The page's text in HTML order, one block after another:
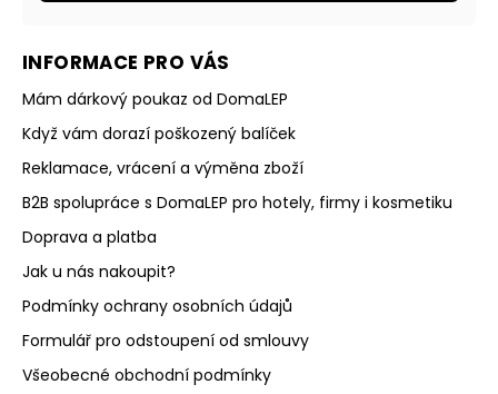
INFORMACE PRO VÁS
Mám dárkový poukaz od DomaLEP
Když vám dorazí poškozený balíček
Reklamace, vrácení a výměna zboží
B2B spolupráce s DomaLEP pro hotely, firmy i kosmetiku
Doprava a platba
Jak u nás nakoupit?
Podmínky ochrany osobních údajů
Formulář pro odstoupení od smlouvy
Všeobecné obchodní podmínky